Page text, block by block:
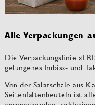
Alle Verpackungen
Die Verpackungslinie
gelungenes Imbiss- und
Von der Salatschale aus
Seitenfaltenbeuteln ist